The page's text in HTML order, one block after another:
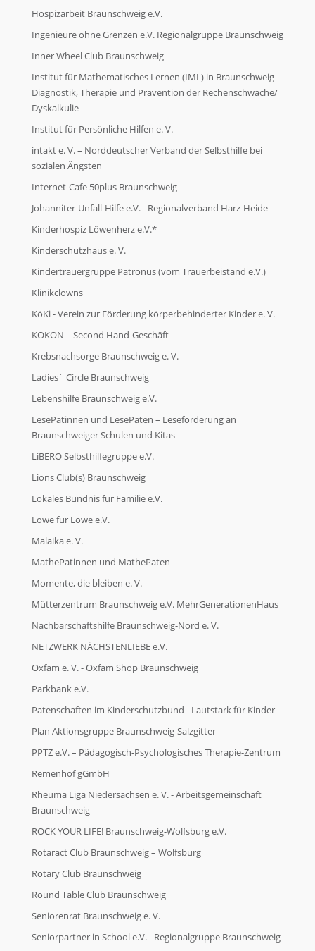
Hospizarbeit Braunschweig e.V.
Ingenieure ohne Grenzen e.V. Regionalgruppe Braunschweig
Inner Wheel Club Braunschweig
Institut für Mathematisches Lernen (IML) in Braunschweig –
Diagnostik, Therapie und Prävention der Rechenschwäche/
Dyskalkulie
Institut für Persönliche Hilfen e. V.
intakt e. V. – Norddeutscher Verband der Selbsthilfe bei
sozialen Ängsten
Internet-Cafe 50plus Braunschweig
Johanniter-Unfall-Hilfe e.V. - Regionalverband Harz-Heide
Kinderhospiz Löwenherz e.V.*
Kinderschutzhaus e. V.
Kindertrauergruppe Patronus (vom Trauerbeistand e.V.)
Klinikclowns
KöKi - Verein zur Förderung körperbehinderter Kinder e. V.
KOKON – Second Hand-Geschäft
Krebsnachsorge Braunschweig e. V.
Ladies´ Circle Braunschweig
Lebenshilfe Braunschweig e.V.
LesePatinnen und LesePaten – Leseförderung an
Braunschweiger Schulen und Kitas
LiBERO Selbsthilfegruppe e.V.
Lions Club(s) Braunschweig
Lokales Bündnis für Familie e.V.
Löwe für Löwe e.V.
Malaika e. V.
MathePatinnen und MathePaten
Momente, die bleiben e. V.
Mütterzentrum Braunschweig e.V. MehrGenerationenHaus
Nachbarschaftshilfe Braunschweig-Nord e. V.
NETZWERK NÄCHSTENLIEBE e.V.
Oxfam e. V. - Oxfam Shop Braunschweig
Parkbank e.V.
Patenschaften im Kinderschutzbund - Lautstark für Kinder
Plan Aktionsgruppe Braunschweig-Salzgitter
PPTZ e.V. – Pädagogisch-Psychologisches Therapie-Zentrum
Remenhof gGmbH
Rheuma Liga Niedersachsen e. V. - Arbeitsgemeinschaft
Braunschweig
ROCK YOUR LIFE! Braunschweig-Wolfsburg e.V.
Rotaract Club Braunschweig – Wolfsburg
Rotary Club Braunschweig
Round Table Club Braunschweig
Seniorenrat Braunschweig e. V.
Seniorpartner in School e.V. - Regionalgruppe Braunschweig